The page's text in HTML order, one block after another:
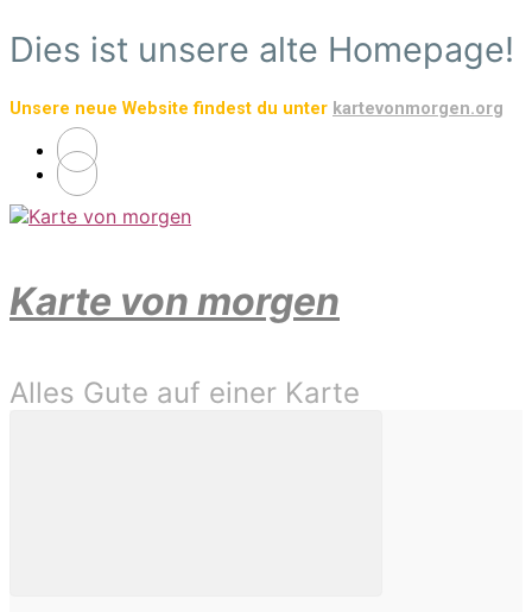
Zum
Hauptinhalt
Dies ist unsere alte Homepage!
Unsere neue Website findest du unter kartevonmorgen.org
Karte von morgen
Alles Gute auf einer Karte